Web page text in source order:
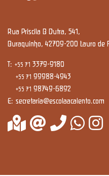
Rua Priscila B Dutra, 541,
Buraquinho, 42709-200 Lauro de
T: +55 71 3379-9180
+55 71 99988-4943
+55 71 98749-6892
E: secretaria@escolaacalento.com